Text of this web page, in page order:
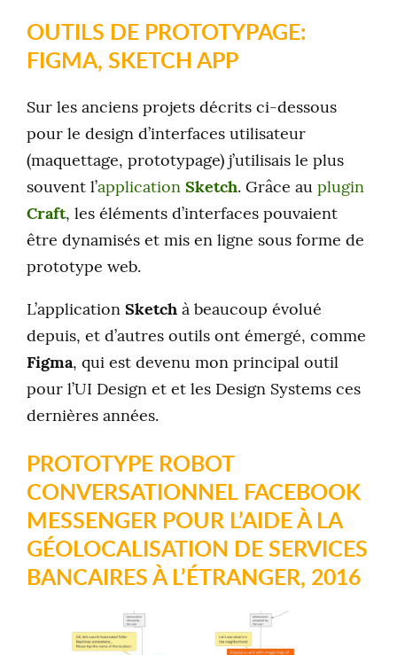
OUTILS DE PROTOTYPAGE:
FIGMA, SKETCH APP
Sur les anciens projets décrits ci-dessous
pour le design d’interfaces utilisateur
(maquettage, prototypage) j’utilisais le plus
souvent l’applicationSketch. Grâce auplugin
Craft, les éléments d’interfaces pouvaient
être dynamisés et mis en ligne sous forme de
prototype web.
L’applicationSketch à beaucoup évolué
depuis, et d’autres outils ont émergé, comme
Figma, qui est devenu mon principal outil
pour l’UI Design et et les Design Systems ces
dernières années.
PROTOTYPE ROBOT
CONVERSATIONNEL FACEBOOK
MESSENGER POUR L’AIDE À LA
GÉOLOCALISATION DE SERVICES
BANCAIRES À L’ÉTRANGER, 2016